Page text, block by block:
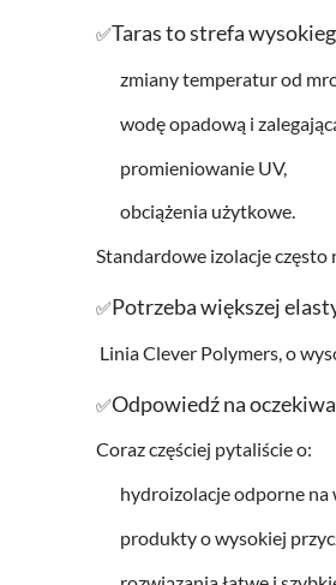
✅Taras to strefa
zmiany temperatur od
wodę opadową i
promieniowanie UV,
obciążenia użytkowe.
Standardowe izolacje często
✅Potrzeba większej
Linia Clever Polymers, o
✅Odpowiedź na
Coraz częściej pytaliście o:
hydroizolacje odporne
produkty o wysokiej